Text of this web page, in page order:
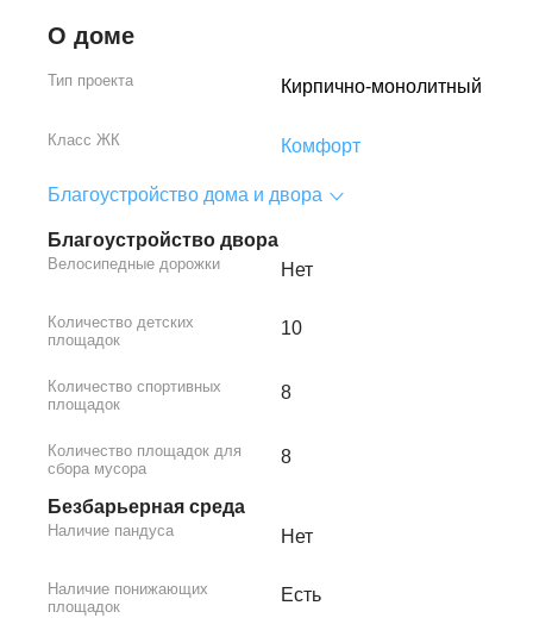
О доме
Тип проекта Кирпично-монолитный
Класс ЖК Комфорт
Благоустройство дома и двора
Благоустройство двора
Велосипедные дорожки Нет
Количество детских
площадок
10
Количество спортивных
площадок
8
Количество площадок для
сбора мусора
8
Безбарьерная среда
Наличие пандуса Нет
Наличие понижающих
площадок
Есть